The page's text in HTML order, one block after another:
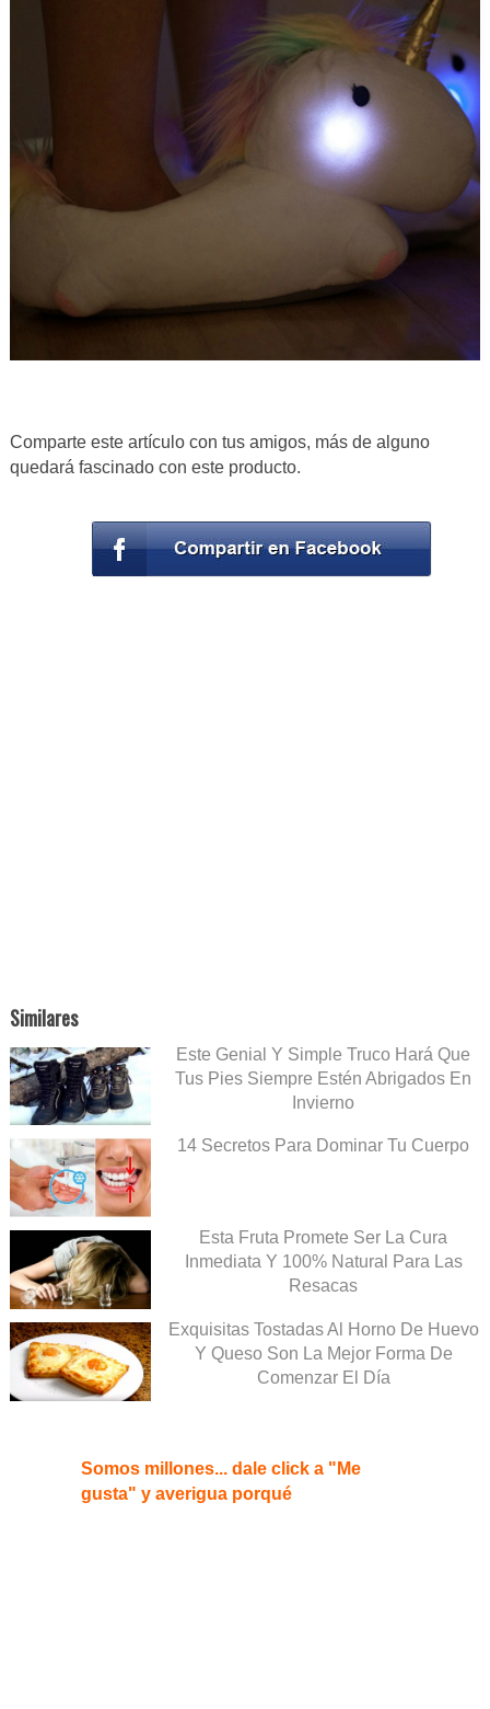
Comparte este artículo con tus amigos, más de alguno
quedará fascinado con este producto.
Similares
Este Genial Y Simple Truco Hará Que
Tus Pies Siempre Estén Abrigados En
Invierno
14 Secretos Para Dominar Tu Cuerpo
Esta Fruta Promete Ser La Cura
Inmediata Y 100% Natural Para Las
Resacas
Exquisitas Tostadas Al Horno De Huevo
Y Queso Son La Mejor Forma De
Comenzar El Día
Somos millones... dale click a "Me
gusta" y averigua porqué